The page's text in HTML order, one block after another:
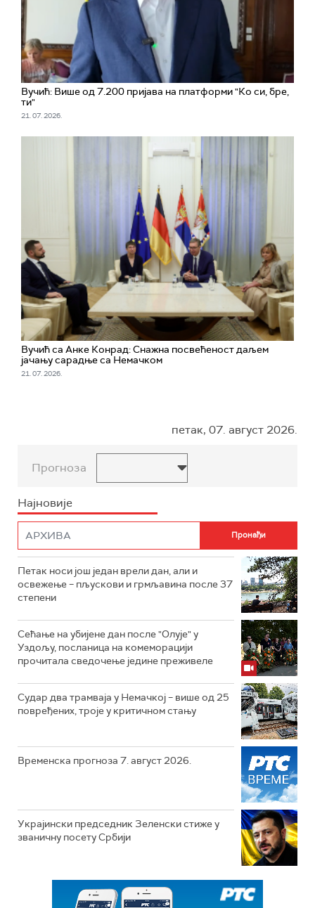
Вучић: Више од 7.200 пријава на платформи "Ко си, бре,
ти"
21. 07. 2026.
Вучић са Анке Конрад: Снажна посвећеност даљем
јачању сарадње са Немачком
21. 07. 2026.
петак, 07. август 2026.
Прогноза
Најновије
Петак носи још један врели дан, али и
освежење – пљускови и грмљавина после 37
степени
Сећање на убијене дан после "Олује" у
Уздољу, посланица на комеморацији
прочитала сведочење једине преживеле
Судар два трамваја у Немачкој – више од 25
повређених, троје у критичном стању
Временска прогноза 7. август 2026.
Украјински председник Зеленски стиже у
званичну посету Србији